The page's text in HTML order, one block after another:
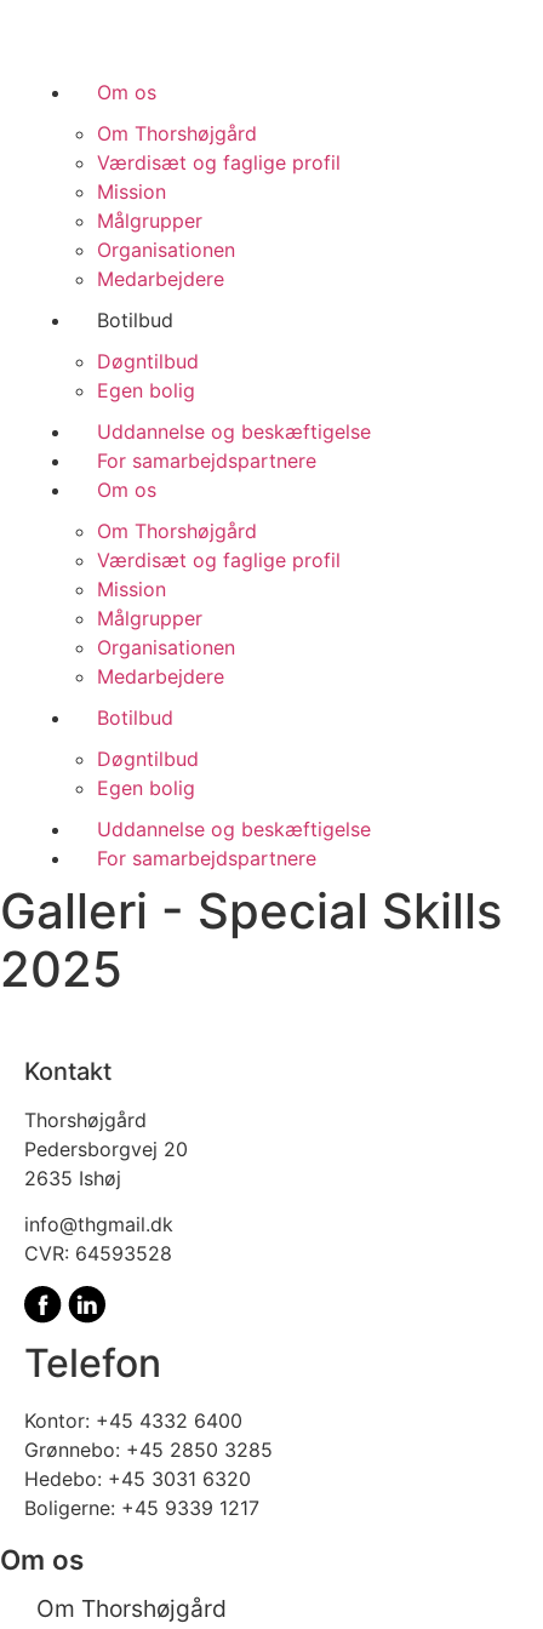
Om os
Om Thorshøjgård
Værdisæt og faglige profil
Mission
Målgrupper
Organisationen
Medarbejdere
Botilbud
Døgntilbud
Egen bolig
Uddannelse og beskæftigelse
For samarbejdspartnere
Om os
Om Thorshøjgård
Værdisæt og faglige profil
Mission
Målgrupper
Organisationen
Medarbejdere
Botilbud
Døgntilbud
Egen bolig
Uddannelse og beskæftigelse
For samarbejdspartnere
Galleri - Special Skills
2025
Kontakt
Thorshøjgård
Pedersborgvej 20
2635 Ishøj
info@thgmail.dk
CVR: 64593528
Telefon
Kontor: +45 4332 6400
Grønnebo: +45 2850 3285
Hedebo: +45 3031 6320
Boligerne: +45 9339 1217
Om os
Om Thorshøjgård